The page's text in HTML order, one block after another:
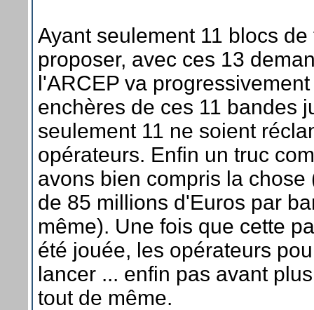
Ayant seulement 11 blocs
proposer, avec ces 13
l'ARCEP va
enchères de ces 11 bandes
seulement 11 ne soient
opérateurs. Enfin un truc
avons bien compris la chose
de 85 millions d'Euros par
même). Une fois que cette
été jouée, les opérateurs
lancer ... enfin pas avant
tout de même.